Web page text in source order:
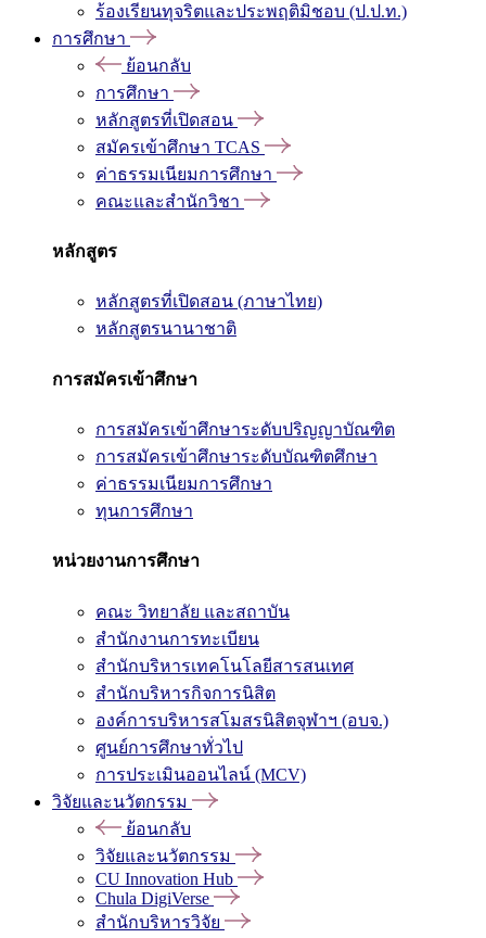
ร้องเรียนทุจริตและประพฤติมิชอบ (ป.ป.ท.)
การศึกษา
ย้อนกลับ
การศึกษา
หลักสูตรที่เปิดสอน
สมัครเข้าศึกษา TCAS
ค่าธรรมเนียมการศึกษา
คณะและสำนักวิชา
หลักสูตร
หลักสูตรที่เปิดสอน (ภาษาไทย)
หลักสูตรนานาชาติ
การสมัครเข้าศึกษา
การสมัครเข้าศึกษาระดับปริญญาบัณฑิต
การสมัครเข้าศึกษาระดับบัณฑิตศึกษา
ค่าธรรมเนียมการศึกษา
ทุนการศึกษา
หน่วยงานการศึกษา
คณะ วิทยาลัย และสถาบัน
สำนักงานการทะเบียน
สำนักบริหารเทคโนโลยีสารสนเทศ
สำนักบริหารกิจการนิสิต
องค์การบริหารสโมสรนิสิตจุฬาฯ (อบจ.)
ศูนย์การศึกษาทั่วไป
การประเมินออนไลน์ (MCV)
วิจัยและนวัตกรรม
ย้อนกลับ
วิจัยและนวัตกรรม
CU Innovation Hub
Chula DigiVerse
สำนักบริหารวิจัย